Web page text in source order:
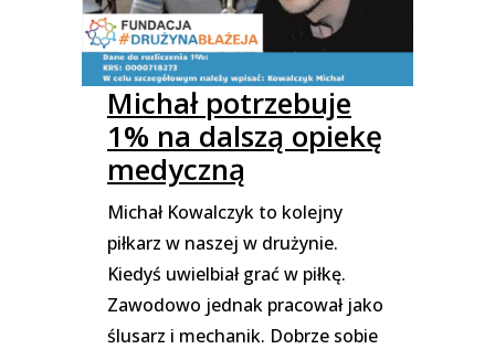
Michał potrzebuje
1% na dalszą opiekę
medyczną
Michał Kowalczyk to kolejny
piłkarz w naszej w drużynie.
Kiedyś uwielbiał grać w piłkę.
Zawodowo jednak pracował jako
ślusarz i mechanik. Dobrze sobie